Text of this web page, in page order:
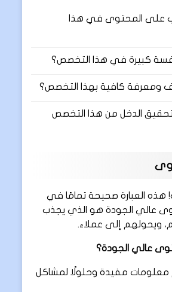
على المحتوى في هذا
كبيرة في هذا التخصص؟
كافية بهذا التخصص؟
الدخل من هذا التخصص
العبارة صحيحة تمامًا في
عالي الجودة هو الذي يجذب
ويحولهم إلى عملاء.
عالي الجودة؟
مفيدة وحلولًا لمشاكل